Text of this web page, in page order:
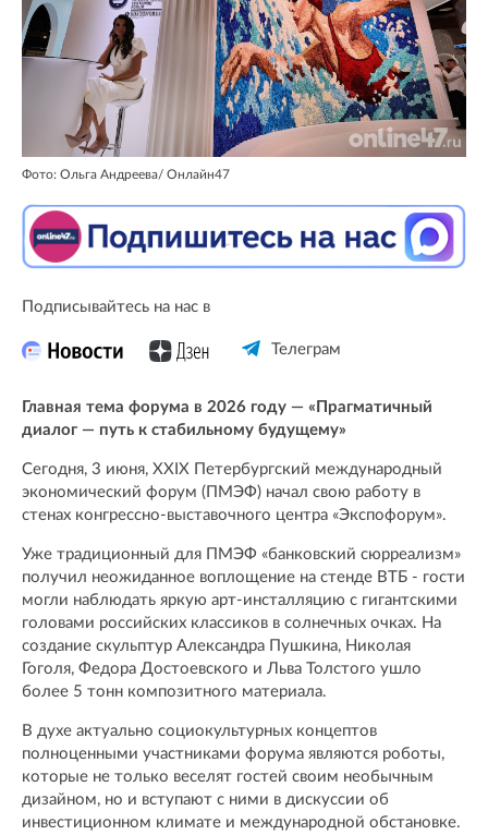
Фото: Ольга Андреева/ Oнлайн47
Подписывайтесь на нас в
Телеграм
Главная тема форума в 2026 году — «Прагматичный
диалог — путь к стабильному будущему»
Сегодня, 3 июня, XXIX Петербургский международный
экономический форум (ПМЭФ) начал свою работу в
стенах конгрессно-выставочного центра «Экспофорум».
Уже традиционный для ПМЭФ «банковский сюрреализм»
получил неожиданное воплощение на стенде ВТБ - гости
могли наблюдать яркую арт-инсталляцию с гигантскими
головами российских классиков в солнечных очках. На
создание скульптур Александра Пушкина, Николая
Гоголя, Федора Достоевского и Льва Толстого ушло
более 5 тонн композитного материала.
В духе актуально социокультурных концептов
полноценными участниками форума являются роботы,
которые не только веселят гостей своим необычным
дизайном, но и вступают с ними в дискуссии об
инвестиционном климате и международной обстановке.